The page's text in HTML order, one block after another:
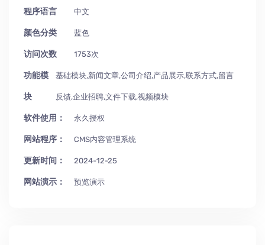
程序语言 中文
颜色分类 蓝色
访问次数 1753次
功能模
块
基础模块,新闻文章,公司介绍,产品展示,联系方式,留言
反馈,企业招聘,文件下载,视频模块
软件使用： 永久授权
网站程序： CMS内容管理系统
更新时间： 2024-12-25
网站演示： 预览演示